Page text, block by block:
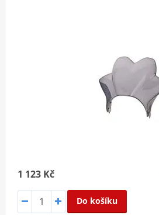
1 123 Kč
Do košíku